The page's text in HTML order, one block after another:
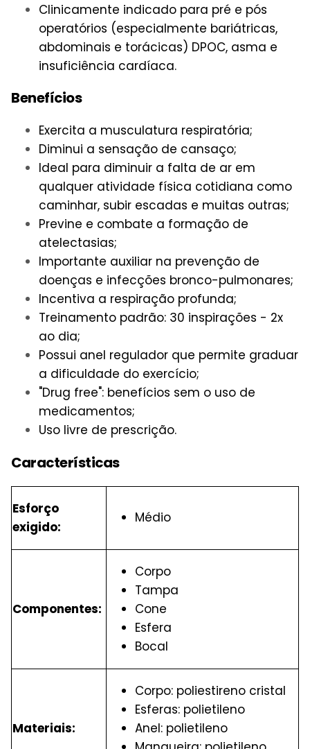
Clinicamente indicado para pré e pós
operatórios (especialmente bariátricas,
abdominais e torácicas) DPOC, asma e
insuficiência cardíaca.
Benefícios
Exercita a musculatura respiratória;
Diminui a sensação de cansaço;
Ideal para diminuir a falta de ar em
qualquer atividade física cotidiana como
caminhar, subir escadas e muitas outras;
Previne e combate a formação de
atelectasias;
Importante auxiliar na prevenção de
doenças e infecções bronco-pulmonares;
Incentiva a respiração profunda;
Treinamento padrão: 30 inspirações - 2x
ao dia;
Possui anel regulador que permite graduar
a dificuldade do exercício;
"Drug free": benefícios sem o uso de
medicamentos;
Uso livre de prescrição.
Características
Esforço
exigido:
Médio
Componentes:
Corpo
Tampa
Cone
Esfera
Bocal
Materiais:
Corpo: poliestireno cristal
Esferas: polietileno
Anel: polietileno